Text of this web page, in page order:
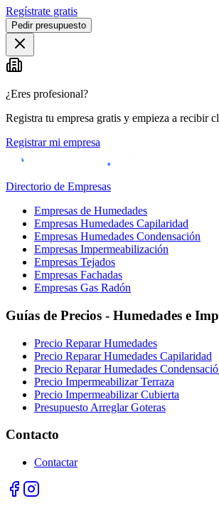
Regístrate gratis
Pedir presupuesto
¿Eres profesional?
Registra tu empresa gratis y empieza a recibir
Registrar mi empresa
Directorio de Empresas
Empresas de Humedades
Empresas Humedades Capilaridad
Empresas Humedades Condensación
Empresas Impermeabilización
Empresas Tejados
Empresas Fachadas
Empresas Gas Radón
Guías de Precios - Humedades e
Precio Reparar Humedades
Precio Reparar Humedades Capilaridad
Precio Reparar Humedades
Precio Impermeabilizar Terraza
Precio Impermeabilizar Cubierta
Presupuesto Arreglar Goteras
Contacto
Contactar